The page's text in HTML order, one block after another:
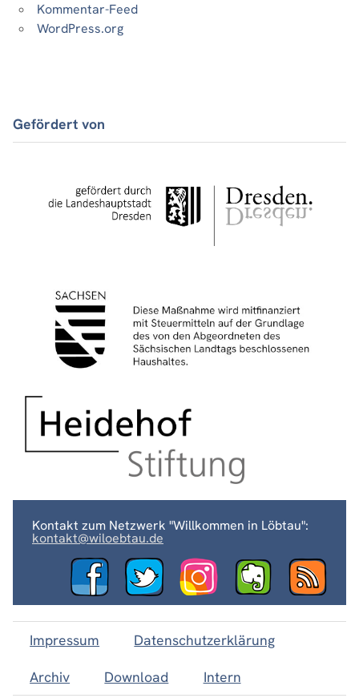
Kommentar-Feed
WordPress.org
Gefördert von
Kontakt zum Netzwerk "Willkommen in Löbtau":
kontakt@wiloebtau.de
Impressum
Datenschutzerklärung
Archiv
Download Intern